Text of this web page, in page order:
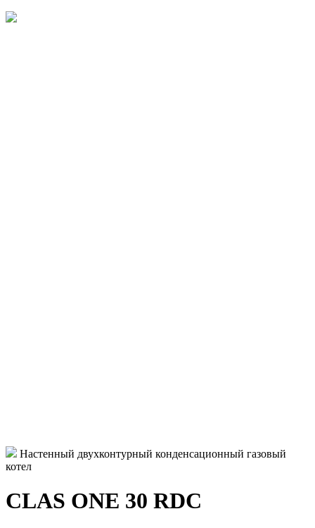
Настенный двухконтурный конденсационный газовый
котел
CLAS ONE 30 RDC